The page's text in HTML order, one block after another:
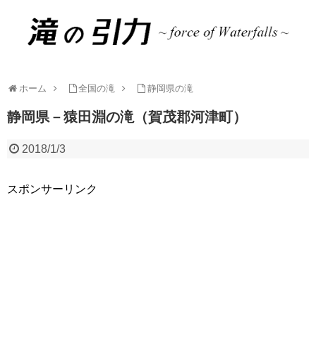
ホーム 全国の滝 静岡県の滝
静岡県－猿田淵の滝（賀茂郡河津町）
2018/1/3
スポンサーリンク